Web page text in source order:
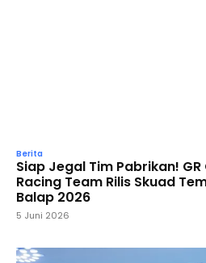
Berita
Siap Jegal Tim Pabrikan!
Racing Team Rilis Skuad
Balap 2026
5 Juni 2026